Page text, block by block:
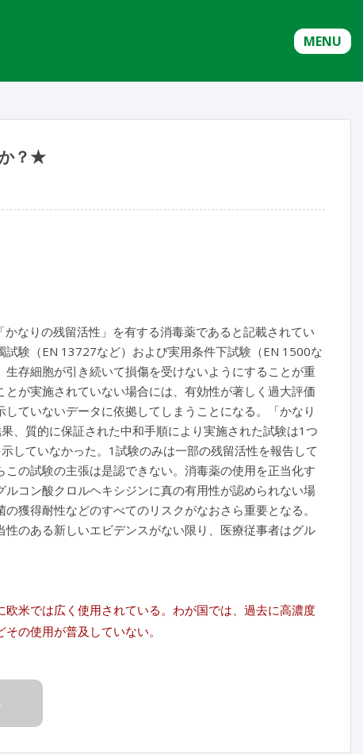
MENU
か？★
なりの残留活性」を有する消毒薬であると記載されてい
験（EN 13727など）および実用条件下試験（EN 1500な
存細胞が引き続いて損傷を受けないようにすることが重
が実施されていない場合には、有効性が著しく過大評価
ていないデータに依拠してしまうことになる。「かなり
、質的に保証された中和手順により実施された試験は1つ
していなかった。1試験のみは一部の残留活性を報告して
の試験の主張は是認できない。消毒薬の使用を正当化す
コン酸クロルヘキシジンに真の有用性が認められない場
獲得耐性などのすべてのリスクがなおさら重要となる。
のある新しいエビデンスがない限り、医療従事者はグル
米では広く使用されている。わが国では、過去に高濃度
の使用が普及していない。